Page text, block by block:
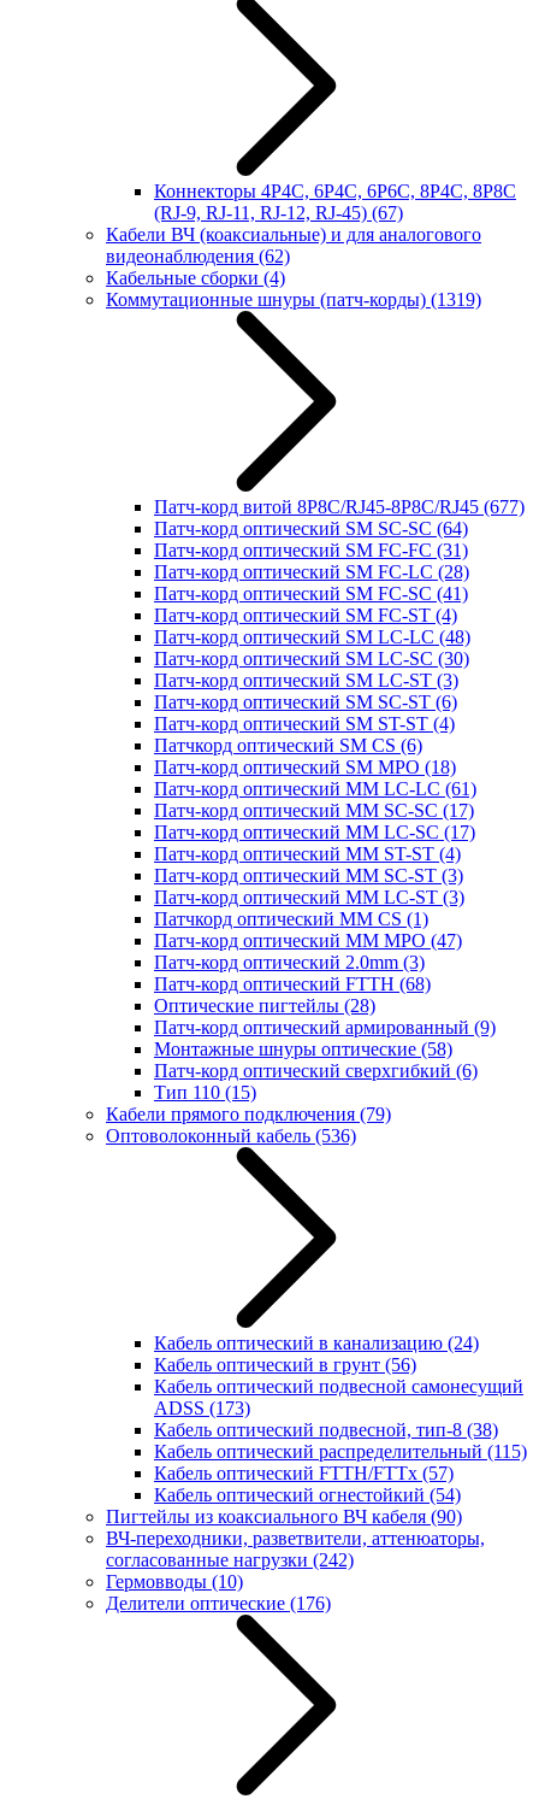
Коннекторы 4P4C, 6P4C, 6P6C, 8P4C, 8P8C
(RJ-9, RJ-11, RJ-12, RJ-45) (67)
Кабели ВЧ (коаксиальные) и для аналогового
видеонаблюдения (62)
Кабельные сборки (4)
Коммутационные шнуры (патч-корды) (1319)
Патч-корд витой 8P8C/RJ45-8P8C/RJ45 (677)
Патч-корд оптический SM SC-SC (64)
Патч-корд оптический SM FC-FC (31)
Патч-корд оптический SM FC-LC (28)
Патч-корд оптический SM FC-SC (41)
Патч-корд оптический SM FC-ST (4)
Патч-корд оптический SM LC-LC (48)
Патч-корд оптический SM LC-SC (30)
Патч-корд оптический SM LC-ST (3)
Патч-корд оптический SM SC-ST (6)
Патч-корд оптический SM ST-ST (4)
Патчкорд оптический SM CS (6)
Патч-корд оптический SM MPO (18)
Патч-корд оптический MM LC-LC (61)
Патч-корд оптический MM SC-SC (17)
Патч-корд оптический MM LC-SC (17)
Патч-корд оптический MM ST-ST (4)
Патч-корд оптический MM SC-ST (3)
Патч-корд оптический MM LC-ST (3)
Патчкорд оптический MM CS (1)
Патч-корд оптический MM MPO (47)
Патч-корд оптический 2.0mm (3)
Патч-корд оптический FTTH (68)
Оптические пигтейлы (28)
Патч-корд оптический армированный (9)
Монтажные шнуры оптические (58)
Патч-корд оптический сверхгибкий (6)
Тип 110 (15)
Кабели прямого подключения (79)
Оптоволоконный кабель (536)
Кабель оптический в канализацию (24)
Кабель оптический в грунт (56)
Кабель оптический подвесной самонесущий
ADSS (173)
Кабель оптический подвесной, тип-8 (38)
Кабель оптический распределительный (115)
Кабель оптический FTTH/FTTx (57)
Кабель оптический огнестойкий (54)
Пигтейлы из коаксиального ВЧ кабеля (90)
ВЧ-переходники, разветвители, аттенюаторы,
согласованные нагрузки (242)
Гермовводы (10)
Делители оптические (176)